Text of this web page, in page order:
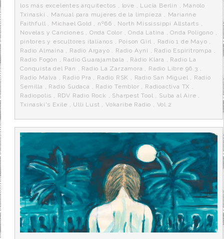
los más excelentes arquitectos , love , Lucia Berlin , Manolo
Txinaski , Manual para mujeres de la limpieza , Marianne
Faithfull , Michael Gold , nº66 , North Mississippi Allstarts ,
Novelas y Canciones , Onda Color ,Onda Latina ,Onda Polígono ,
pintores y escultores italianos , Poison Girl , Radio 1 de Mayo ,
Radio Almaina , Radio Argayo , Radio Ayni , Radio Espiritrompa ,
Radio Fogón , Radio Guarajambala , Ràdio Klara , Radio La
Conquista del Pan , Radio La Zarzamora , Radio Libre 96.3 ,
Radio Malva , Radio Pra , Radio RSK , Radio San Miguel , Radio
Semilla , Radio Sudaca , Radio Temblor , Radioactiva TX ,
Radiopolis , RDV Radio Rock , Sharpest Tool , Suba al Aire ,
Txinaski's Exile , Ulli Lust ,Vokaribe Radio , Vol.2